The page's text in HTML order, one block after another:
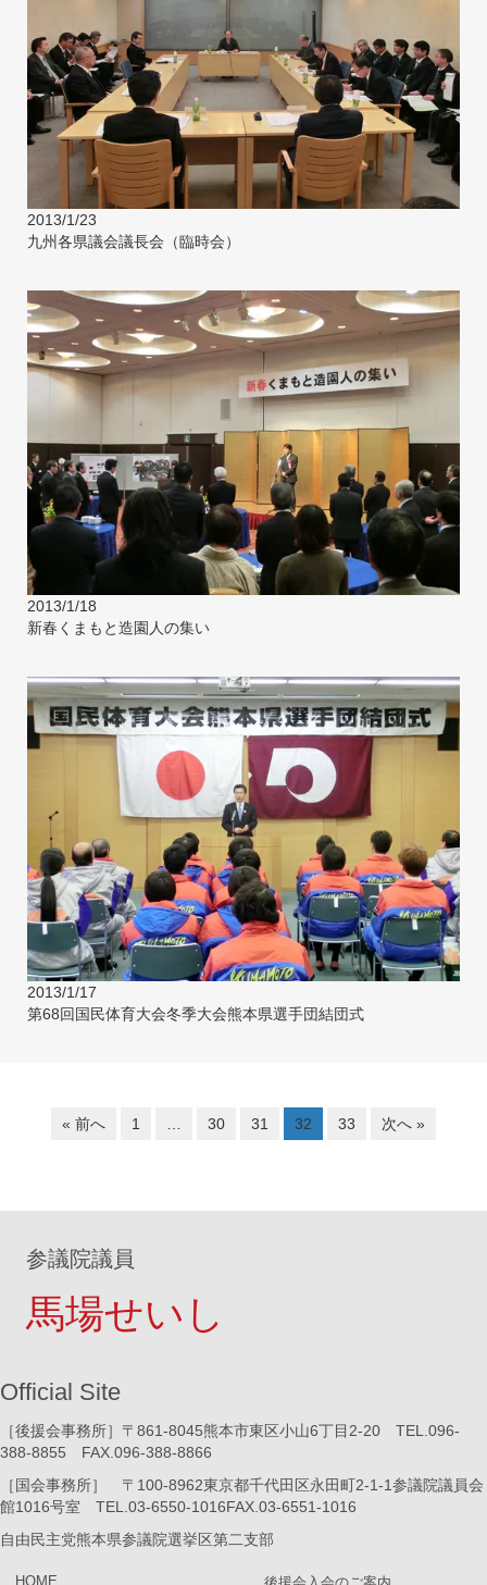
2013/1/23
九州各県議会議長会（臨時会）
2013/1/18
新春くまもと造園人の集い
2013/1/17
第68回国民体育大会冬季大会熊本県選手団結団式
« 前へ 1 30 31 32 33 次へ »
参議院議員
馬場せいし
Official Site
［後援会事務所］〒861-8045熊本市東区小山6丁目2-20 TEL.096-
388-8855 FAX.096-388-8866
［国会事務所］ 〒100-8962東京都千代田区永田町2-1-1参議院議員会
館1016号室 TEL.03-6550-1016FAX.03-6551-1016
自由民主党熊本県参議院選挙区第二支部
HOME